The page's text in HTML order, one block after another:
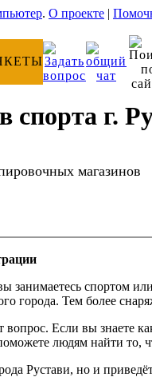
. О проекте |
спорта г.
магазинов
спортом
города. Тем более
Если вы знаете
людям найти то,
Рустави, но и